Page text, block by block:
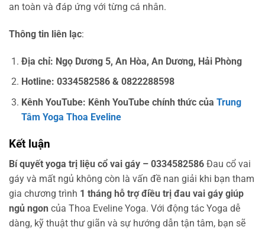
an toàn và đáp ứng với từng cá nhân.
Thông tin liên lạc:
Địa chỉ: Ngọ Dương 5, An Hòa, An Dương, Hải Phòng
Hotline: 0334582586 & 0822288598
Kênh YouTube: Kênh YouTube chính thức của Trung
Tâm Yoga Thoa Eveline
Kết luận
Bí quyết yoga trị liệu cổ vai gáy – 0334582586 Đau cổ vai
gáy và mất ngủ không còn là vấn đề nan giải khi bạn tham
gia chương trình 1 tháng hỗ trợ điều trị đau vai gáy giúp
ngủ ngon của Thoa Eveline Yoga. Với động tác Yoga dễ
dàng, kỹ thuật thư giãn và sự hướng dẫn tận tâm, bạn sẽ